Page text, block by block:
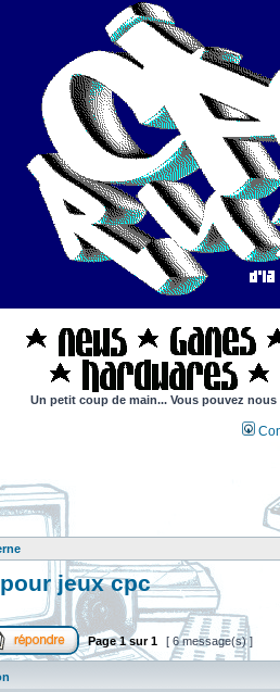
Un petit coup de main... Vous pouvez
jeux cpc
Page1sur1 [ 6 message(s) ]